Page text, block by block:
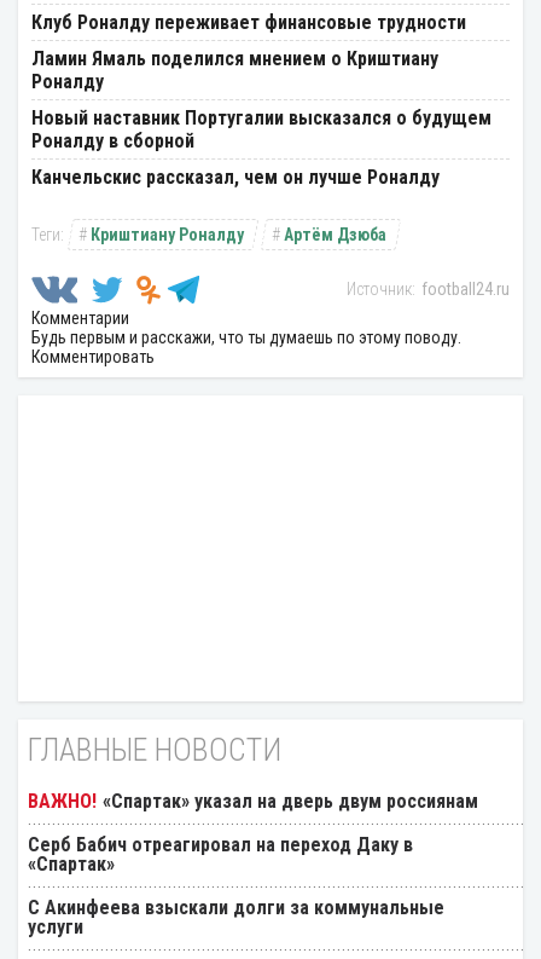
Клуб Роналду переживает финансовые трудности
Ламин Ямаль поделился мнением о Криштиану
Роналду
Новый наставник Португалии высказался о будущем
Роналду в сборной
Канчельскис рассказал, чем он лучше Роналду
Криштиану Роналду Артём Дзюба
football24.ru
Комментарии
Будь первым и расскажи, что ты думаешь по этому поводу.
Комментировать
ГЛАВНЫЕ НОВОСТИ
«Спартак» указал на дверь двум россиянам
Серб Бабич отреагировал на переход Даку в
«Спартак»
С Акинфеева взыскали долги за коммунальные
услуги